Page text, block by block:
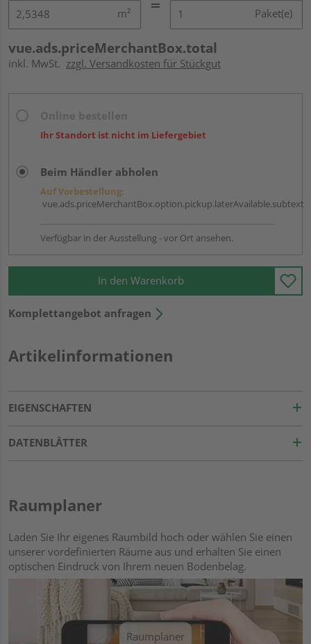
m² Paket(e)
vue.ads.priceMerchantBox.total
inkl. MwSt. zzgl. Versandkosten für Stückgut
Ihr Standort ist nicht im Liefergebiet
Beim Händler abholen
Auf Vorbestellung:
vue.ads.priceMerchantBox.option.pickup.laterAvailable.subtext
Verfügbar in der Ausstellung - vor Ort ansehen.
In den Warenkorb
Komplettangebot anfragen
Artikelinformationen
EIGENSCHAFTEN
DATENBLÄTTER
Raumplaner
Laden Sie Ihr eigenes Raumbild hoch oder wählen Sie einen
unserer vordefinierten Räume aus und erhalten Sie einen
optischen Eindruck von Ihrem neuen Bodenbelag.
Raumplaner